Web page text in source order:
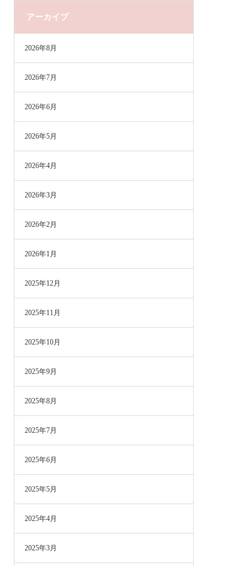
アーカイブ
2026年8月
2026年7月
2026年6月
2026年5月
2026年4月
2026年3月
2026年2月
2026年1月
2025年12月
2025年11月
2025年10月
2025年9月
2025年8月
2025年7月
2025年6月
2025年5月
2025年4月
2025年3月